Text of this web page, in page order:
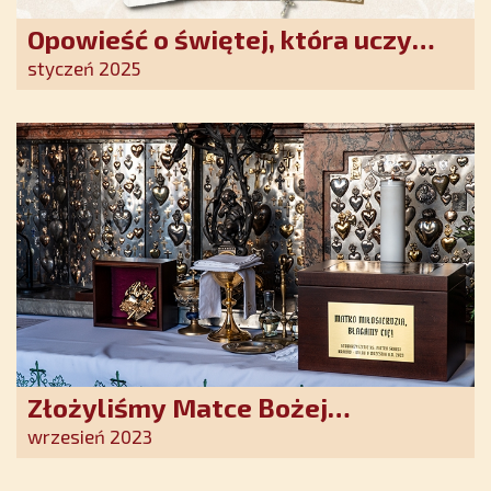
Opowieść o świętej, która uczy
szczerego oddania się Bogu.
nadziei w XXI wieku
styczeń 2025
Złożyliśmy Matce Bożej
Ostrobramskiej pozłacane wotum
wrzesień 2023